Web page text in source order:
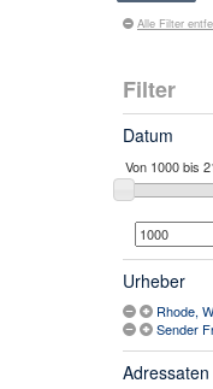
Alle Filter
Filter
Datum
Urheber
Rhode,
Sender
Adressaten